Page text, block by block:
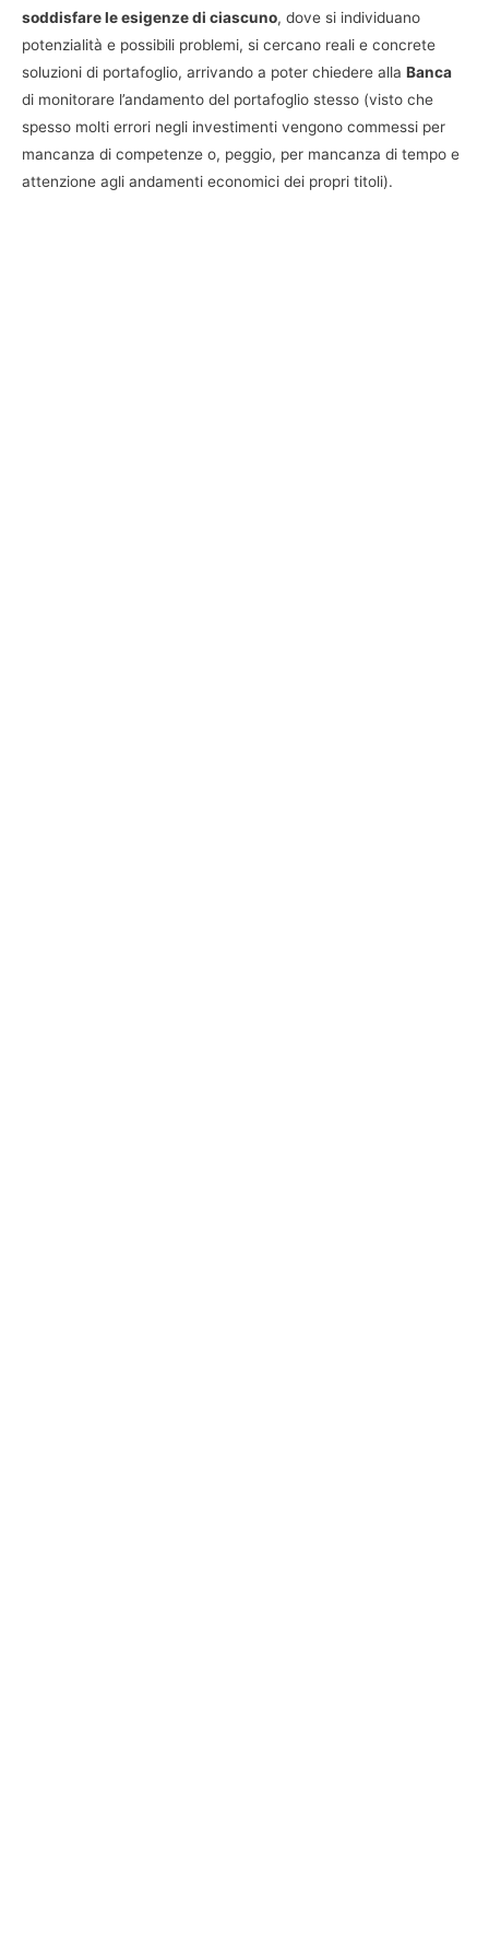
soddisfare le esigenze di ciascuno, dove si individuano
potenzialità e possibili problemi, si cercano reali e concrete
soluzioni di portafoglio, arrivando a poter chiedere alla Banca
di monitorare l’andamento del portafoglio stesso (visto che
spesso molti errori negli investimenti vengono commessi per
mancanza di competenze o, peggio, per mancanza di tempo e
attenzione agli andamenti economici dei propri titoli).